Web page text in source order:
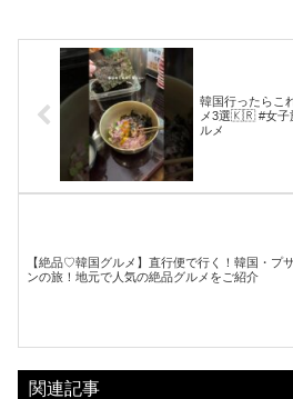
韓国行ったらこ
メ3選🇰🇷 #女子
ルメ
【絶品♡韓国グルメ】直行便で行く！韓国・プ
ンの旅！地元で人気の絶品グルメをご紹介
関連記事